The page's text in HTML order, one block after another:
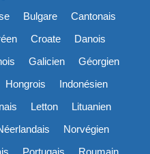
Bulgare
Cantonais
Croate
Danois
Galicien
Géorgien
Hongrois
Indonésien
Letton
Lituanien
Norvégien
Portugais
Roumain